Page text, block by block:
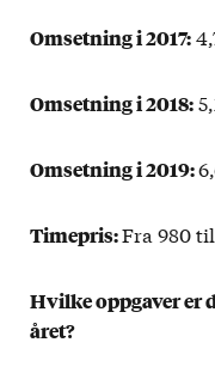
Omsetning i 2017:
Omsetning i 2018:
Omsetning i 2019:
Timepris:Fra 980
Hvilke oppgaver er
året?